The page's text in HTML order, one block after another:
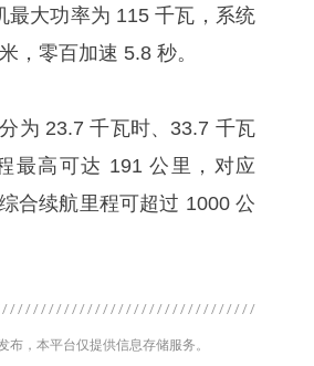
最大功率为 115 千瓦，系统
，零百加速 5.8 秒。
为 23.7 千瓦时、33.7 千瓦
最高可达 191 公里，对应
合续航里程可超过 1000 公
，本平台仅提供信息存储服务。